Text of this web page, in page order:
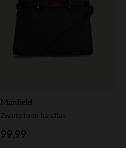
Manfield
Zwarte leren handtas
99.99